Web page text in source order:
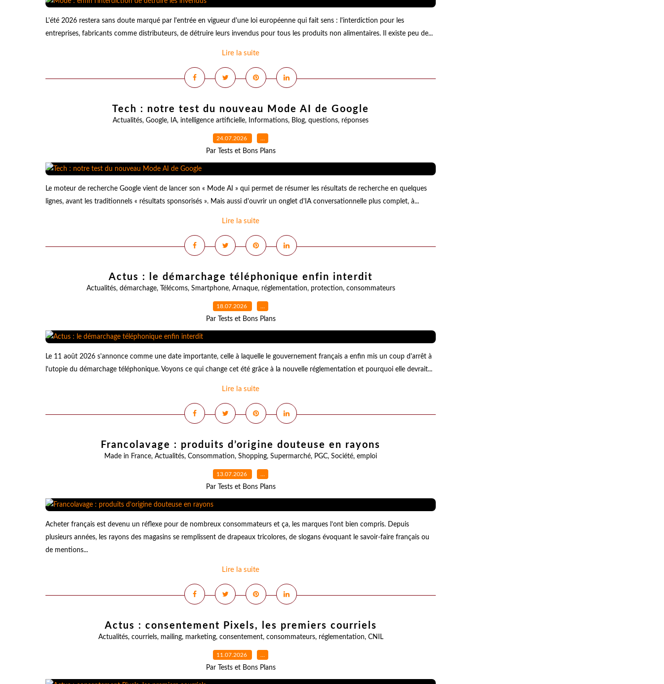
L'été 2026 restera sans doute marqué par l'entrée en vigueur d'une loi européenne qui fait sens : l'interdiction pour les
entreprises, fabricants comme distributeurs, de détruire leurs invendus pour tous les produits non alimentaires. Il existe peu de...
Lire la suite
Tech : notre test du nouveau Mode AI de Google
Actualités, Google, IA, intelligence artificielle, Informations, Blog, questions, réponses
24.07.2026 …
Par Tests et Bons Plans
Le moteur de recherche Google vient de lancer son « Mode AI » qui permet de résumer les résultats de recherche en quelques
lignes, avant les traditionnels « résultats sponsorisés ». Mais aussi d'ouvrir un onglet d'IA conversationnelle plus complet, à...
Lire la suite
Actus : le démarchage téléphonique enfin interdit
Actualités, démarchage, Télécoms, Smartphone, Arnaque, réglementation, protection, consommateurs
18.07.2026 …
Par Tests et Bons Plans
Le 11 août 2026 s'annonce comme une date importante, celle à laquelle le gouvernement français a enfin mis un coup d'arrêt à
l'utopie du démarchage téléphonique. Voyons ce qui change cet été grâce à la nouvelle réglementation et pourquoi elle devrait...
Lire la suite
Francolavage : produits d’origine douteuse en rayons
Made in France, Actualités, Consommation, Shopping, Supermarché, PGC, Société, emploi
13.07.2026 …
Par Tests et Bons Plans
Acheter français est devenu un réflexe pour de nombreux consommateurs et ça, les marques l’ont bien compris. Depuis
plusieurs années, les rayons des magasins se remplissent de drapeaux tricolores, de slogans évoquant le savoir-faire français ou
de mentions...
Lire la suite
Actus : consentement Pixels, les premiers courriels
Actualités, courriels, mailing, marketing, consentement, consommateurs, réglementation, CNIL
11.07.2026 …
Par Tests et Bons Plans